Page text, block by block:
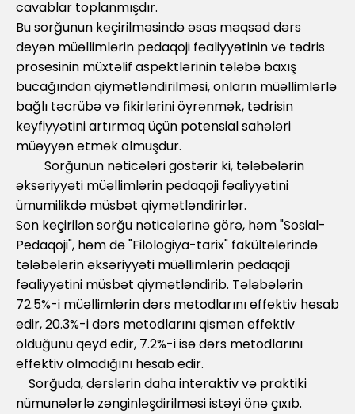
cavablar toplanmışdır.
Bu sorğunun keçirilməsində əsas məqsəd dərs
deyən müəllimlərin pedaqoji fəaliyyətinin və tədris
prosesinin müxtəlif aspektlərinin tələbə baxış
bucağından qiymətləndirilməsi, onların müəllimlərlə
bağlı təcrübə və fikirlərini öyrənmək, tədrisin
keyfiyyətini artırmaq üçün potensial sahələri
müəyyən etmək olmuşdur.
Sorğunun nəticələri göstərir ki, tələbələrin
əksəriyyəti müəllimlərin pedaqoji fəaliyyətini
ümumilikdə müsbət qiymətləndirirlər.
Son keçirilən sorğu nəticələrinə görə, həm "Sosial-
Pedaqoji", həm də "Filologiya-tarix" fakültələrində
tələbələrin əksəriyyəti müəllimlərin pedaqoji
fəaliyyətini müsbət qiymətləndirib. Tələbələrin
72.5%-i müəllimlərin dərs metodlarını effektiv hesab
edir, 20.3%-i dərs metodlarını qismən effektiv
olduğunu qeyd edir, 7.2%-i isə dərs metodlarını
effektiv olmadığını hesab edir.
Sorğuda, dərslərin daha interaktiv və praktiki
nümunələrlə zənginləşdirilməsi istəyi önə çıxıb.